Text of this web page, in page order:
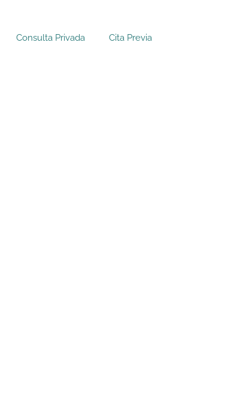
Consulta Privada Cita Previa